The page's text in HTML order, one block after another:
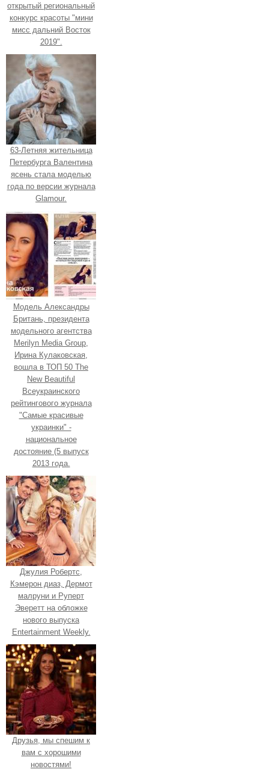
открытый региональный
конкурс красоты "мини
мисс дальний Восток
2019".
63-Летняя жительница
Петербурга Валентина
ясень стала моделью
года по версии журнала
Glamour.
Модель Александры
Британь, президента
модельного агентства
Merilyn Media Group,
Ирина Кулаковская,
вошла в ТОП 50 The
New Beautiful
Всеукраинского
рейтингового журнала
"Самые красивые
украинки" -
национальное
достояние (5 выпуск
2013 года.
Джулия Робертс,
Кэмерон диаз, Дермот
малруни и Руперт
Эверетт на обложке
нового выпуска
Entertainment Weekly.
Друзья, мы спешим к
вам с хорошими
новостями!